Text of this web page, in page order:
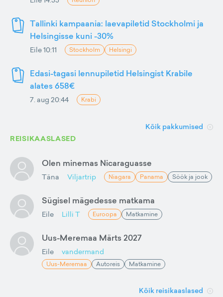
Tallinki kampaania: laevapiletid Stockholmi ja
Helsingisse kuni -30%
Eile 10:11 Stockholm Helsingi
Edasi-tagasi lennupiletid Helsingist Krabile
alates 658€
7. aug 20:44 Krabi
Kõik pakkumised
REISIKAASLASED
Olen minemas Nicaraguasse
Täna Viljartrip Niagara Panama Söök ja jook
Sügisel mägedesse matkama
Eile Lilli T Euroopa Matkamine
Uus-Meremaa Märts 2027
Eile vandermand
Uus-Meremaa Autoreis Matkamine
Kõik reisikaaslased